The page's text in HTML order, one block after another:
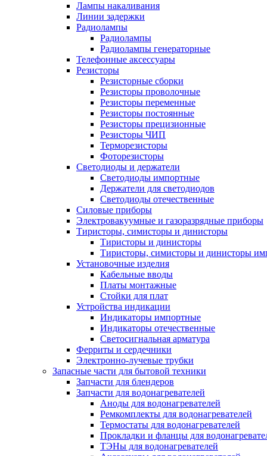
Лампы накаливания
Линии задержки
Радиолампы
Радиолампы
Радиолампы генераторные
Телефонные аксессуары
Резисторы
Резисторные сборки
Резисторы проволочные
Резисторы переменные
Резисторы постоянные
Резисторы прецизионные
Резисторы ЧИП
Терморезисторы
Фоторезисторы
Светодиоды и держатели
Светодиоды импортные
Держатели для светодиодов
Светодиоды отечественные
Силовые приборы
Электровакуумные и газоразрядные приборы
Тиристоры, симисторы и динисторы
Тиристоры и динисторы
Тиристоры, симисторы и динисторы
Установочные изделия
Кабельные вводы
Платы монтажные
Стойки для плат
Устройства индикации
Индикаторы импортные
Индикаторы отечественные
Светосигнальная арматура
Ферриты и сердечники
Электронно-лучевые трубки
Запасные части для бытовой техники
Запчасти для блендеров
Запчасти для водонагревателей
Аноды для водонагревателей
Ремкомплекты для водонагревателей
Термостаты для водонагревателей
Прокладки и фланцы для
ТЭНы для водонагревателей